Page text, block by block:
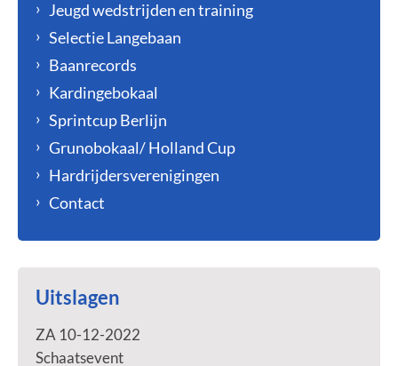
Jeugd wedstrijden en training
Selectie Langebaan
Baanrecords
Kardingebokaal
Sprintcup Berlijn
Grunobokaal/ Holland Cup
Hardrijdersverenigingen
Contact
Uitslagen
ZA 10-12-2022
Schaatsevent